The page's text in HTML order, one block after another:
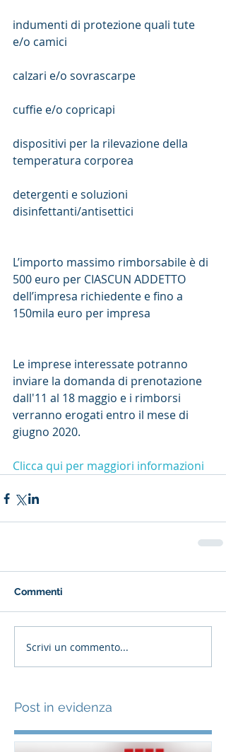
indumenti di protezione quali tute
e/o camici
calzari e/o sovrascarpe
cuffie e/o copricapi
dispositivi per la rilevazione della
temperatura corporea
detergenti e soluzioni
disinfettanti/antisettici
L’importo massimo rimborsabile è di
500 euro per CIASCUN ADDETTO
dell’impresa richiedente e fino a
150mila euro per impresa
Le imprese interessate potranno
inviare la domanda di prenotazione
dall'11 al 18 maggio e i rimborsi
verranno erogati entro il mese di
giugno 2020.
Clicca qui per maggiori informazioni
Commenti
Scrivi un commento...
Post in evidenza